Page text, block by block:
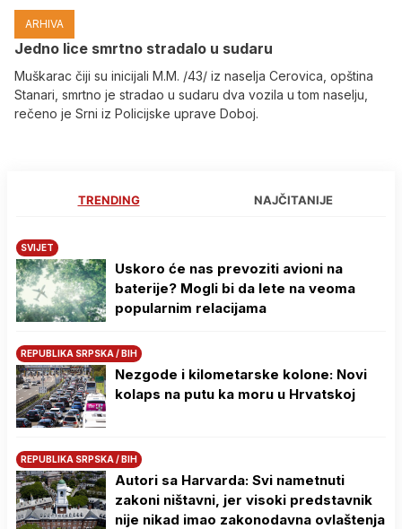
ARHIVA
Јedno lice smrtno stradalo u sudaru
Muškarac čiji su inicijali M.M. /43/ iz naselja Cerovica, opština
Stanari, smrtno je stradao u sudaru dva vozila u tom naselju,
rečeno je Srni iz Policijske uprave Doboj.
TRENDING NAJČITANIJE
SVIJET
Uskoro će nas prevoziti avioni na
baterije? Mogli bi da lete na veoma
popularnim relacijama
REPUBLIKA SRPSKA / BIH
Nezgode i kilometarske kolone: Novi
kolaps na putu ka moru u Hrvatskoj
REPUBLIKA SRPSKA / BIH
Autori sa Harvarda: Svi nametnuti
zakoni ništavni, jer visoki predstavnik
nije nikad imao zakonodavna ovlaštenja